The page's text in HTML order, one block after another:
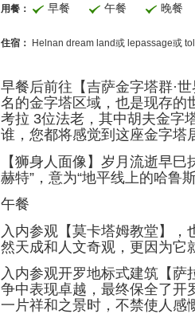
用餐： 早餐 午餐 晚餐
住宿： Helnan dream land或 lepassage或
早餐后前往【吉萨金字塔群·
名的金字塔区域，也是现存的
考拉 3位法老，其中胡夫金字
谁，您都将感觉到这座金字塔
【狮身人面像】岁月流逝早
赫特”，意为“地平线上的哈鲁
午餐
入内参观【莫卡塔姆教堂】
然天成和人文奇观，更因为它
入内参观开罗地标式建筑【
争中表现卓越，最终保全了开
一片祥和之景时，不禁使人感